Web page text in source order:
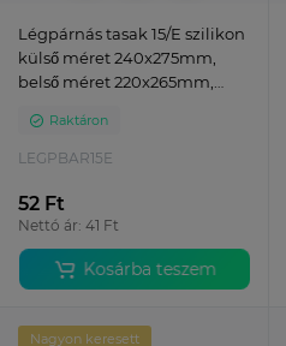
Légpárnás tasak 15/E szilikon
külső méret 240x275mm,
belső méret 220x265mm,
Raktáron
LEGPBAR15E
52 Ft
Nettó ár: 41 Ft
Kosárba teszem
Nagyon keresett